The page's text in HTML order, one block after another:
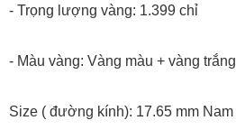
- Trọng lượng vàng: 1.399 chỉ
- Màu vàng: Vàng màu + vàng trắng
Size ( đường kính): 17.65 mm Nam